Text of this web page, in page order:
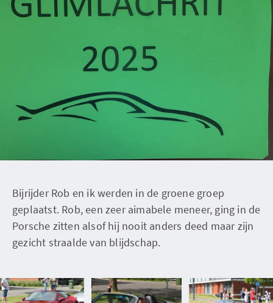
Bijrijder Rob en ik werden in de groene groep
geplaatst. Rob, een zeer aimabele meneer, ging in de
Porsche zitten alsof hij nooit anders deed maar zijn
gezicht straalde van blijdschap.